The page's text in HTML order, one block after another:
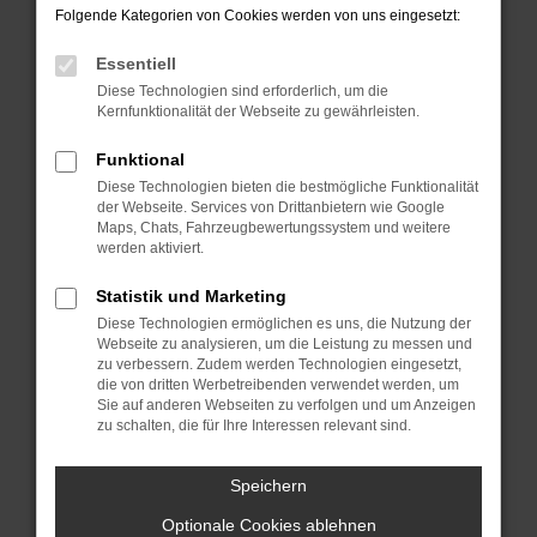
Prüfe deine Browsererweiterungen.
können das Laden bestimmter Seiten
verhindern. Funktioniert die Seite in einem
Fenster?
Starte dein Gerät neu.
Das kann manchmal helfen, vorübergehende
Probleme zu beheben.
Betriebssystem auf dem neuesten Stand
sind.
Veraltete Software birgt nicht nur ein
Sicherheitsrisiko, sondern kann auch dazu
führen, dass bestimmte Funktionen nicht mehr
unterstützt werden.
Wende dich an den Webseitenbetreiber.
Wenn du alle oben genannten Schritte versucht
hast, kontaktiere uns bitte. Wir werden
Folgende Kategorien von Cookies werden von uns eingesetzt:
Essentiell
Diese Technologien sind erforderlich, um die
Kernfunktionalität der Webseite zu gewährleisten.
Funktional
Diese Technologien bieten die bestmögliche Funktionalität
der Webseite. Services von Drittanbietern wie Google
Maps, Chats, Fahrzeugbewertungssystem und weitere
werden aktiviert.
Statistik und Marketing
Diese Technologien ermöglichen es uns, die Nutzung der
Webseite zu analysieren, um die Leistung zu messen und
zu verbessern. Zudem werden Technologien eingesetzt,
die von dritten Werbetreibenden verwendet werden, um
Sie auf anderen Webseiten zu verfolgen und um Anzeigen
zu schalten, die für Ihre Interessen relevant sind.
Speichern
Optionale Cookies ablehnen